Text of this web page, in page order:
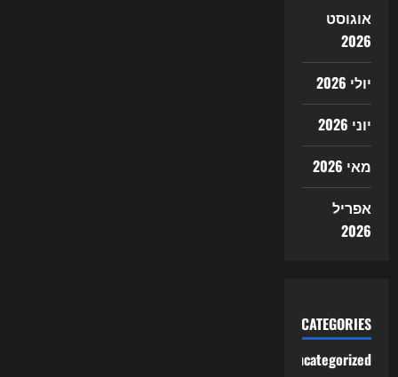
אוגוסט
2026
יולי 2026
יוני 2026
מאי 2026
אפריל
2026
CATEGORIES
Uncategorized